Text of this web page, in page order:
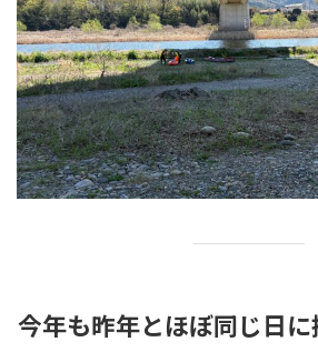
今年も昨年とほぼ同じ日